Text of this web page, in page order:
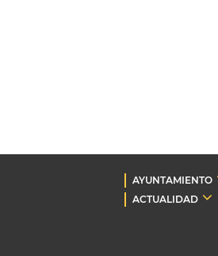
AYUNTAMIENTO
ACTUALIDAD